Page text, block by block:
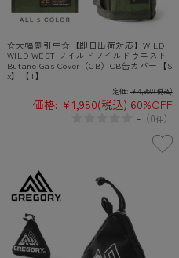
☆大幅割引中☆【即日出荷対応】WILD
WILD WEST ワイルドワイルドウエスト
Butane Gas Cover（CB）CB缶カバー【S
x】【T】
定価: ¥4,950(税込)
価格: ¥1,980(税込) 60%OFF
-（0件）